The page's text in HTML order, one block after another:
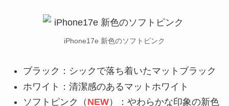
iPhone17e 新色のソフトピンク
ブラック：シックで落ち着いたマットブラック
ホワイト：清潔感のあるマットホワイト
ソフトピンク（ NEW）：やわらかな印象の新色